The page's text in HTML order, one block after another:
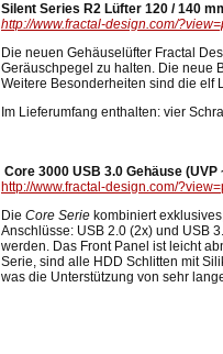
Silent Series R2 Lüfter 120 / 140
http://www.fractal-design.com/
Die neuen Gehäuselüfter Fractal
Geräuschpegel zu halten. Die neue
Weitere Besonderheiten sind die elf
Im Lieferumfang enthalten: vier
Core 3000 USB 3.0 Gehäuse (UVP
http://www.fractal-design.com/
Die Core Serie kombiniert
Anschlüsse: USB 2.0 (2x) und USB
werden. Das Front Panel ist leicht
Serie, sind alle HDD Schlitten mit
was die Unterstützung von sehr